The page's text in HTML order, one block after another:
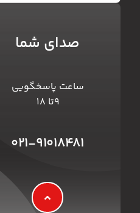
صدای شما
ساعت پاسخگویی
۹تا ۱۸
۰۲۱-۹۱۰۱۸۴۸۱